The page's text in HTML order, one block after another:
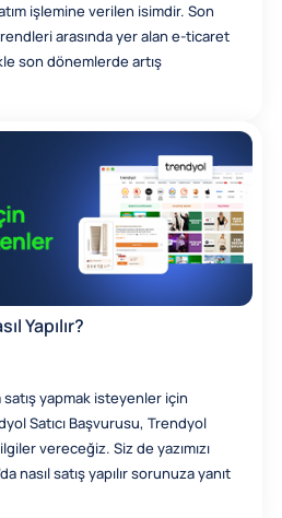
işlemine verilen isimdir. Son
arasında yer alan e-ticaret
son dönemlerde artış
Yapılır?
satış yapmak isteyenler için
Satıcı Başvurusu, Trendyol
vereceğiz. Siz de yazımızı
nasıl satış yapılır sorunuza yanıt